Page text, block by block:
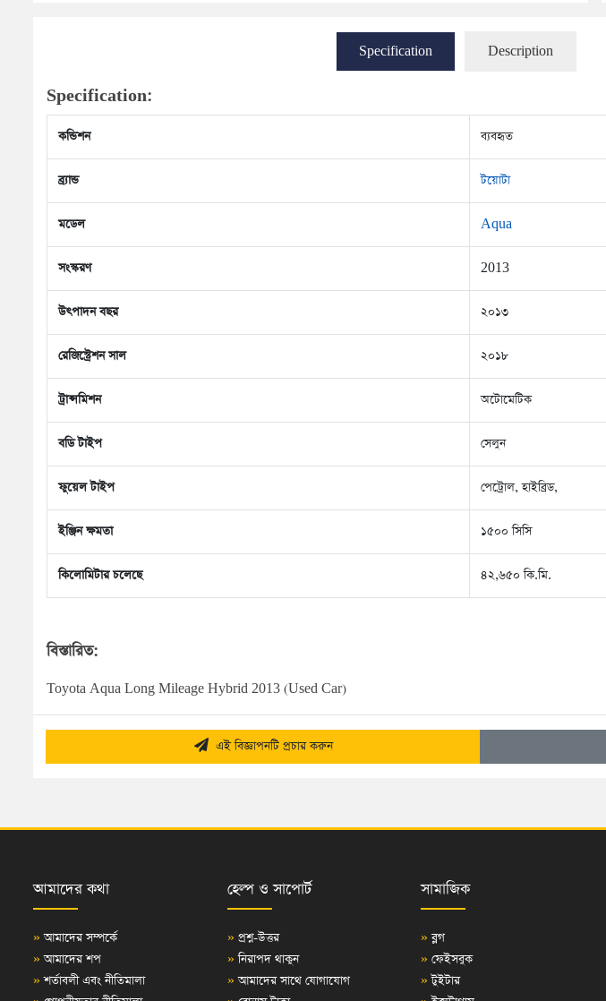
Specification Description
Specification:
কন্ডিশন ব্যবহৃত
ব্র্যান্ড টয়োটা
মডেল Aqua
সংস্করণ 2013
উৎপাদন বছর ২০১৩
রেজিস্ট্রেশন সাল ২০১৮
ট্রান্সমিশন অটোমেটিক
বডি টাইপ সেলুন
ফুয়েল টাইপ পেট্রোল, হাইব্রিড,
ইঞ্জিন ক্ষমতা ১৫০০ সিসি
কিলোমিটার চলেছে ৪২,৬৫০ কি.মি.
বিস্তারিত:
Toyota Aqua Long Mileage Hybrid 2013 (Used Car)
এই বিজ্ঞাপনটি প্রচার করুন
আমাদের কথা
» আমাদের সম্পর্কে
» আমাদের শপ
» শর্তাবলী এবং নীতিমালা
হেল্প ও সাপোর্ট
» প্রশ্ন-উত্তর
» নিরাপদ থাকুন
» আমাদের সাথে যোগাযোগ
সামাজিক
» ব্লগ
» ফেইসবুক
» টুইটার